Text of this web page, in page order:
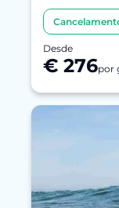
Desde
€ 276por